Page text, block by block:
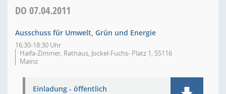
DO 07.04.2011
Ausschuss für Umwelt, Grün und Energie
16:30-18:30 Uhr
Haifa-Zimmer, Rathaus, Jockel-Fuchs- Platz 1, 55116
Mainz
Einladung - öffentlich